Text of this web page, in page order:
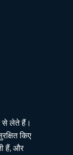
से लेते हैं।
किए
हैं, और